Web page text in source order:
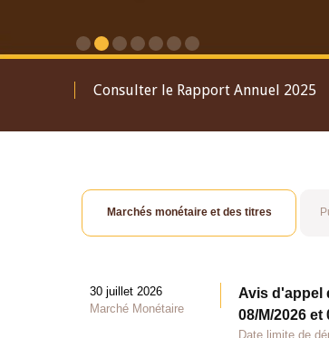
Consulter le Rapport Annuel 2025
Marchés monétaire et des titres
30 juillet 2026
Marché Monétaire
Avis d'appel
08/M/2026 et
Date limite de